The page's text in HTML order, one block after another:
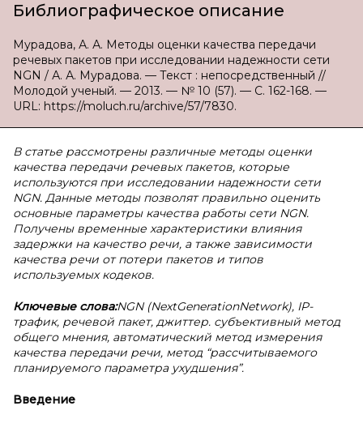
Библиографическое описание
Мурадова, А. А. Методы оценки качества передачи
речевых пакетов при исследовании надежности сети
NGN / А. А. Мурадова. — Текст : непосредственный //
Молодой ученый. — 2013. — № 10 (57). — С. 162-168. —
URL: https://moluch.ru/archive/57/7830.
В статье рассмотрены различные методы оценки
качества передачи речевых пакетов, которые
используются при исследовании надежности сети
NGN. Данные методы позволят правильно оценить
основные параметры качества работы сети NGN.
Получены временные характеристики влияния
задержки на качество речи, а также зависимости
качества речи от потери пакетов и типов
используемых кодеков.
Ключевые слова:NGN (NextGenerationNetwork), IP-
трафик, речевой пакет, джиттер. субъективный метод
общего мнения, автоматический метод измерения
качества передачи речи, метод “рассчитываемого
планируемого параметра ухудшения”.
Введение